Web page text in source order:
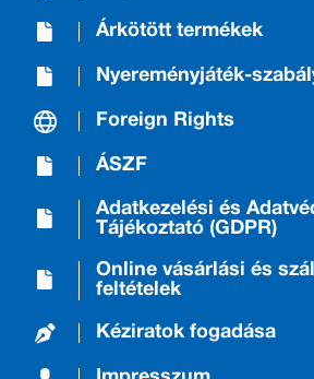
Árkötött termékek
Nyereményjáték-
Foreign Rights
ÁSZF
Adatkezelési és
Tájékoztató (GDPR)
Online vásárlási és
feltételek
Kéziratok fogadása